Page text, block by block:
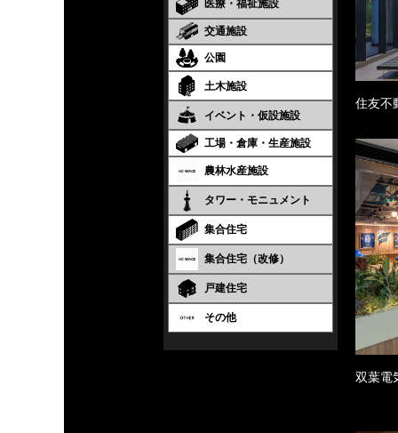
医療・福祉施設
交通施設
公園
土木施設
イベント・仮設施設
工場・倉庫・生産施設
農林水産施設
タワー・モニュメント
集合住宅
集合住宅（改修）
戸建住宅
その他
住友不
双葉電